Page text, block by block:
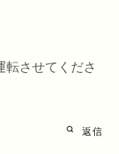
転させてくださ
返信